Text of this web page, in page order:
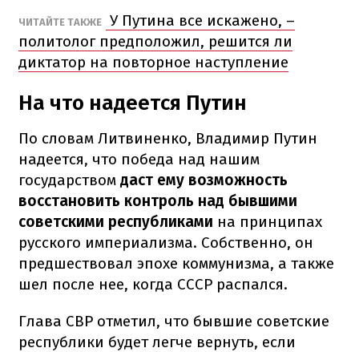
ЧИТАЙТЕ ТАКЖЕ
У Путина все искажено, –
политолог предположил, решится ли
диктатор на повторное наступление
На что надеется Путин
По словам Литвиненко, Владимир Путин
надеется, что победа над нашим
государством даст ему возможность
восстановить контроль над бывшими
советскими республиками на принципах
русского империализма. Собственно, он
предшествовал эпохе коммунизма, а также
шел после нее, когда СССР распался.
Глава СВР отметил, что бывшие советские
республики будет легче вернуть, если